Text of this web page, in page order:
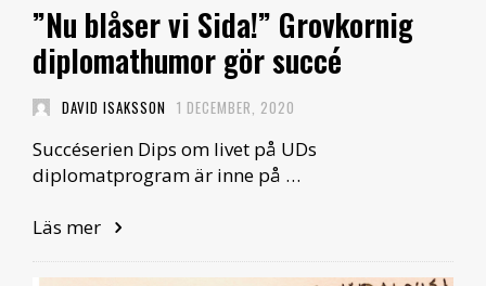
”Nu blåser vi Sida!” Grovkornig
diplomathumor gör succé
DAVID ISAKSSON 1 DECEMBER, 2020
Succéserien Dips om livet på UDs
diplomatprogram är inne på …
Läs mer